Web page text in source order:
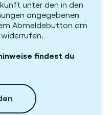
unter den in den
angegebenen
Abmeldebutton am
findest du